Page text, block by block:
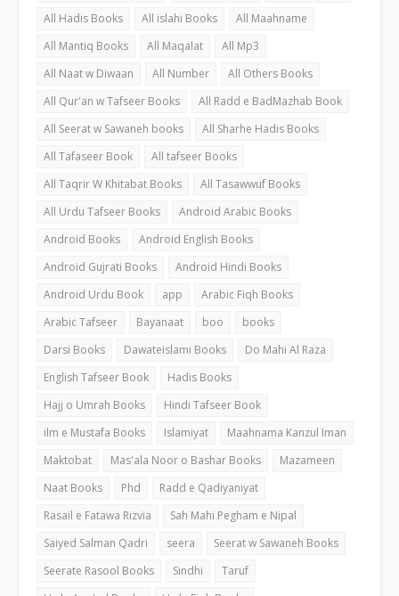
All Hadis Books
All islahi Books
All Maahname
All Mantiq Books
All Maqalat
All Mp3
All Naat w Diwaan
All Number
All Others Books
All Qur'an w Tafseer Books
All Radd e BadMazhab Book
All Seerat w Sawaneh books
All Sharhe Hadis Books
All Tafaseer Book
All tafseer Books
All Taqrir W Khitabat Books
All Tasawwuf Books
All Urdu Tafseer Books
Android Arabic Books
Android Books
Android English Books
Android Gujrati Books
Android Hindi Books
Android Urdu Book
app
Arabic Fiqh Books
Arabic Tafseer
Bayanaat boo
books
Darsi Books
Dawateislami Books
Do Mahi Al Raza
English Tafseer Book
Hadis Books
Hajj o Umrah Books
Hindi Tafseer Book
ilm e Mustafa Books
Islamiyat
Maahnama Kanzul Iman
Maktobat
Mas'ala Noor o Bashar Books
Mazameen
Naat Books
Phd
Radd e Qadiyaniyat
Rasail e Fatawa Rizvia
Sah Mahi Pegham e Nipal
Saiyed Salman Qadri
seera
Seerat w Sawaneh Books
Seerate Rasool Books
Sindhi
Taruf